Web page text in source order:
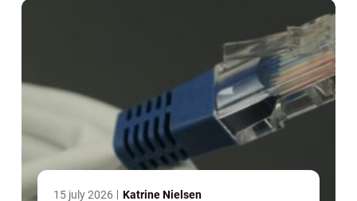
15 july 2026 Katrine Nielsen